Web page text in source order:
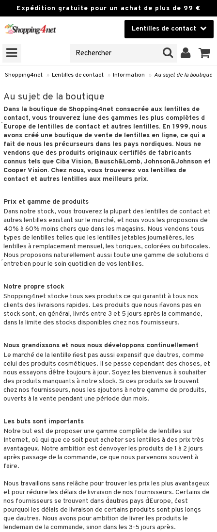
Expédition gratuite pour un achat de plus de 99 €
Lentilles de contact
Lentilles de contact
Marque
Shopping4net » Lentilles de contact » Information » Au sujet de la boutique
Au sujet de la boutique
Dans la boutique de Shopping4net consacrée aux lentilles de
contact, vous trouverez l´une des gammes les plus complètes d
´Europe de lentilles de contact et autres lentilles. En 1999, nous
avons créé une boutique de vente de lentilles en ligne, ce qui a
fait de nous les précurseurs dans les pays nordiques. Nous ne
vendons que des produits originaux certifiés de fabricants
connus tels que Ciba Vision, Bausch&Lomb, Johnson&Johnson et
Cooper Vision. Chez nous, vous trouverez vos lentilles de
contact et autres lentilles aux meilleurs prix.
Prix et gamme de produits
Dans notre stock, vous trouverez la plupart des lentilles de contact et
autres lentilles existant sur le marché, et nous vous les proposons de
40% à 60% moins chers que dans les magasins. Nous vendons tous
types de lentilles telles que les lentilles jetables journalières, les
lentilles à remplacement mensuel, les toriques, colorées ou bifocales.
Nous proposons naturellement aussi toute une gamme de solutions d
´entretien pour le soin quotidien de vos lentilles.
Notre propre stock
Shopping4net stocke tous ses produits ce qui garantit à tous nos
clients des livraisons rapides. Les produits que nous n´avons pas en
stock sont, en général, livrés entre 3 et 5 jours après la commande,
dans la limite des stocks disponibles chez nos fournisseurs.
Nous grandissons et nous nous développons continuellement
Le marché de la lentille n´est pas aussi expansif que d´autres, comme
celui des produits cosmétiques. Il se passe cependant des choses, et
nous essayons d´être toujours à jour. Soyez les bienvenus à souhaiter
des produits manquants à notre stock. Si ces produits se trouvent
chez nos fournisseurs, nous les ajoutons à notre gamme de produits,
ouverts à la vente pendant une période d´un mois.
Les buts sont importants
Notre but est de proposer une gamme complète de lentilles sur
Internet, où qui que ce soit peut acheter ses lentilles à des prix très
avantageux. Notre ambition est d´envoyer les produits de 1 à 2 jours
après passage de la commande, ce que nous parvenons souvent à
faire.
Nous travaillons sans relâche pour trouver les prix les plus avantageux
et pour réduire les délais de livraison de nos fournisseurs. Certains de
nos fournisseurs se trouvent dans d´autres pays d´Europe, c´est
pourquoi les délais de livraison de certains produits sont plus longs
que d´autres. Nous avons pour ambition de livrer les produits le
lendemain de la commande, sinon dans les 3-5 jours après.
CHOISIR LENTILLES
les yeux
port prolongé
journalières
hebdomadaires
rempl. mensuel
lentilles
Client
request
de la boutique